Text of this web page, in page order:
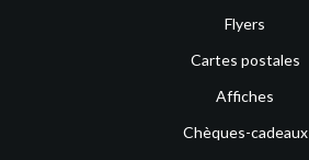
Flyers
Cartes postales
Affiches
Chèques-cadeaux